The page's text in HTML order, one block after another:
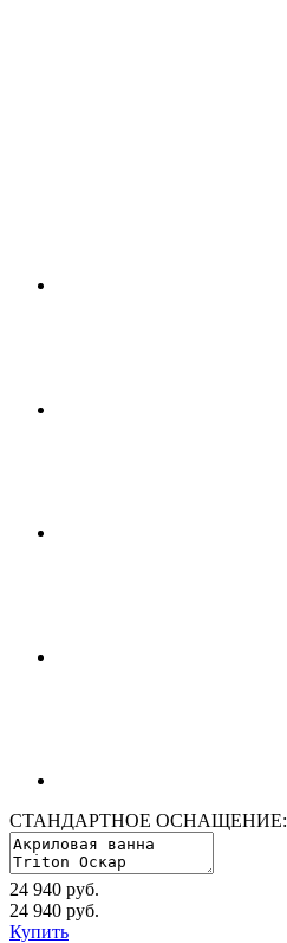
СТАНДАРТНОЕ ОСНАЩЕНИЕ:
24 940 руб.
24 940 руб.
Купить